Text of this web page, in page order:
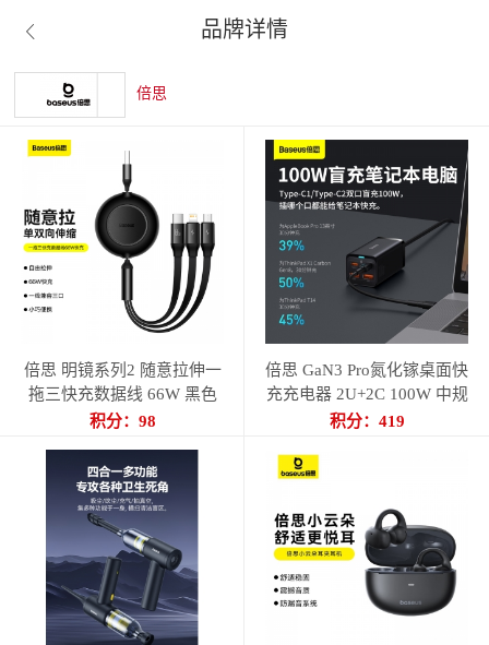
 品牌详情
倍思
倍思 明镜系列2 随意拉伸一
拖三快充数据线 66W 黑色
积分：98
倍思 GaN3 Pro氮化镓桌面快
充充电器 2U+2C 100W 中规
黑色
积分：419